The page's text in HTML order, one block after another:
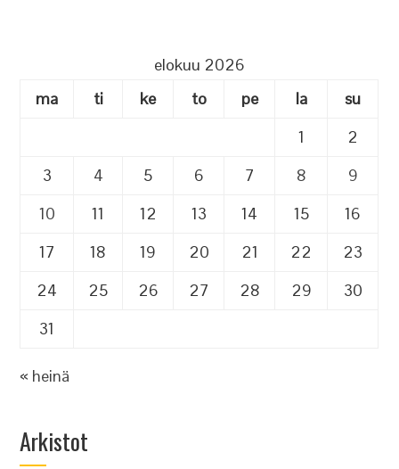
elokuu 2026
ma
ti ke to pe la
su
1
2
3
4 5 6 7 8
9
10
11 12 13 14 15
16
17
18 19 20 21 22
23
24
25 26 27 28 29
30
31
« heinä
Arkistot